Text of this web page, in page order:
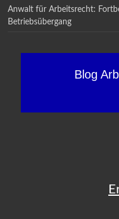
Anwalt für Arbeitsrecht:
Betriebsübergang
Blog